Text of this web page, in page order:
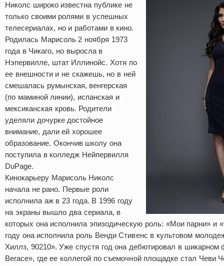
Николс широко известна публике не
только своими ролями в успешных
телесериалах, но и работами в кино.
Родилась Марисоль 2 ноября 1973
года в Чикаго, но выросла в
Нэпервилле, штат Иллинойс. Хотя по
ее внешности и не скажешь, но в ней
смешалась румынская, венгерская
(по маминой линии), испанская и
мексиканская кровь. Родители
уделяли дочурке достойное
внимание, дали ей хорошее
образование. Окончив школу она
поступила в колледж Нейпервилля
DuPage.
Кинокарьеру Марисоль Николс
начала не рано. Первые роли
исполнила аж в 23 года. В 1996 году
на экраны вышло два сериала, в
которых она исполнила эпизодическую роль: «Мои парни» и
году она исполнила роль Венди Стивенс в культовом
Хиллз, 90210». Уже спустя год она дебютировал в
Вегасе», где ее коллегой по съемочной площадке стал Чеви